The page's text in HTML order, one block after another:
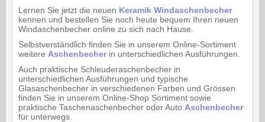
Lernen Sie jetzt die neuen Keramik Windaschenbecher
kennen und bestellen Sie noch heute bequem Ihren neuen
Windaschenbecher online zu sich nach Hause.
Selbstverständlich finden Sie in unserem Online-Sortiment
weitere Aschenbecherin unterschiedlichen Ausführungen.
Auch praktische Schleuderaschenbecher in
unterschiedlichen Ausführungen und typische
Glasaschenbecher in verschiedenen Farben und Grössen
finden Sie in unserem Online-Shop Sortiment sowie
praktische Taschenaschenbecher oder Auto Aschenbecher
für unterwegs.